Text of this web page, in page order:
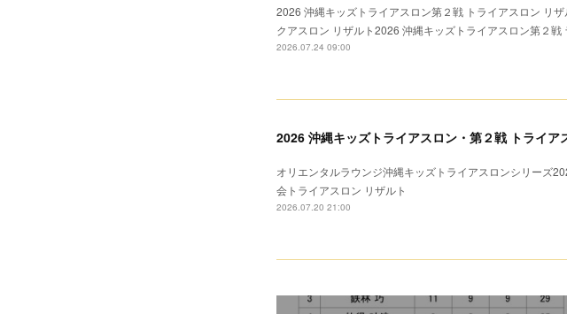
2026 沖縄キッズトライアスロン第２戦 トライアスロン リ
クアスロン リザルト2026 沖縄キッズトライアスロン第２戦
2026.07.24 09:00
2026 沖縄キッズトライアスロン・第２戦 トライア
オリエンタルラウンジ沖縄キッズトライアスロンシリーズ
会トライアスロン リザルト
2026.07.20 21:00